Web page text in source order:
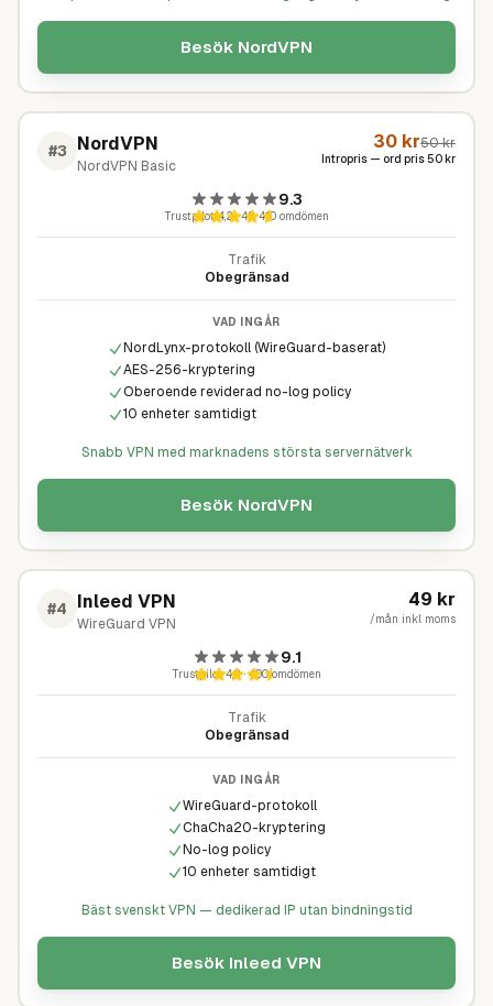
Besök NordVPN
#3 NordVPN
NordVPN Basic
30 kr50kr
Intropris — ord pris50 kr
9.3
Trustpilot4,2· 49 410omdömen
Trafik
Obegränsad
VAD INGÅR
NordLynx-protokoll (WireGuard-baserat)
AES-256-kryptering
Oberoende reviderad no-log policy
10 enheter samtidigt
Snabb VPN med marknadens största servernätverk
Besök NordVPN
#4 Inleed VPN
WireGuard VPN
49 kr
/mån inkl moms
9.1
Trustpilot4,9· 400omdömen
Trafik
Obegränsad
VAD INGÅR
WireGuard-protokoll
ChaCha20-kryptering
No-log policy
10 enheter samtidigt
Bäst svenskt VPN — dedikerad IP utan bindningstid
Besök Inleed VPN